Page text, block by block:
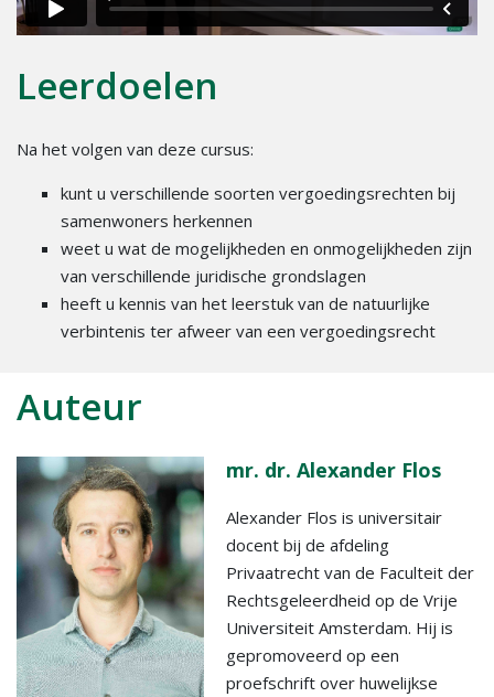
Leerdoelen
Na het volgen van deze cursus:
kunt u verschillende soorten vergoedingsrechten bij
samenwoners herkennen
weet u wat de mogelijkheden en onmogelijkheden zijn
van verschillende juridische grondslagen
heeft u kennis van het leerstuk van de natuurlijke
verbintenis ter afweer van een vergoedingsrecht
Auteur
mr. dr. Alexander Flos
Alexander Flos is universitair
docent bij de afdeling
Privaatrecht van de Faculteit der
Rechtsgeleerdheid op de Vrije
Universiteit Amsterdam. Hij is
gepromoveerd op een
proefschrift over huwelijkse